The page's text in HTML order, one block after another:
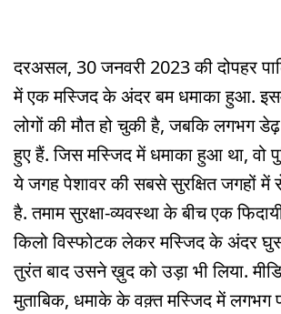
दरअसल, 30 जनवरी 2023 की दोपहर
में एक मस्जिद के अंदर बम धमाका हुआ.
लोगों की मौत हो चुकी है, जबकि लगभग
हुए हैं. जिस मस्जिद में धमाका हुआ था, वो
ये जगह पेशावर की सबसे सुरक्षित जगहों में
है. तमाम सुरक्षा-व्यवस्था के बीच एक
किलो विस्फोटक लेकर मस्जिद के अंदर
तुरंत बाद उसने ख़ुद को उड़ा भी लिया.
मुताबिक, धमाके के वक़्त मस्जिद में लगभग